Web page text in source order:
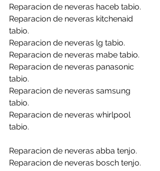
Reparacion de neveras haceb tabio.
Reparacion de neveras kitchenaid
tabio.
Reparacion de neveras lg tabio.
Reparacion de neveras mabe tabio.
Reparacion de neveras panasonic
tabio.
Reparacion de neveras samsung
tabio.
Reparacion de neveras whirlpool
tabio.
Reparacion de neveras abba tenjo.
Reparacion de neveras bosch tenjo.